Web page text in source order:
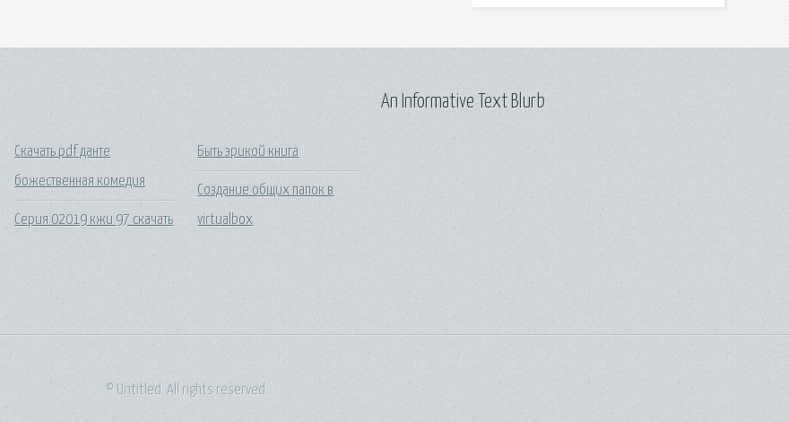
Скачать pdf данте
божественная комедия
Серия 02019 кжи 97 скачать
Быть эрикой книга
Создание общих папок в
virtualbox
An Informative Text Blurb
© Untitled. All rights reserved.